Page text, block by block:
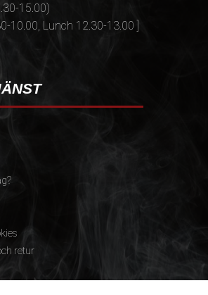
15.00)
10.00, Lunch 12.30-13.00 ]
retur